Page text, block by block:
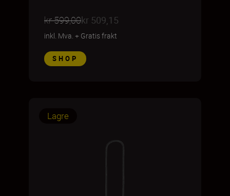
kr 599,00kr 509,15
inkl. Mva. + Gratis frakt
SHOP
Lagre